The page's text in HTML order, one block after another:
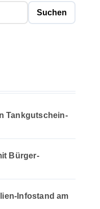
Suchen
Tankgutschein-
Bürger-
Infostand am